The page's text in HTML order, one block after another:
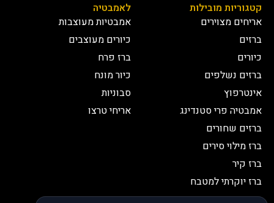
קטגוריות מובילות
אריחים מצוירים
ברזים
כיורים
ברזים נשלפים
אינטרפוץ
אמבטיה פרי סטנדינג
ברזים שחורים
ברז מילוי סירים
ברז קיר
ברז יוקרתי למטבח
לאמבטיה
אמבטיות מעוצבות
כיורים מעוצבים
ברז פרח
כיור מונח
סבוניות
אריחי טרצו